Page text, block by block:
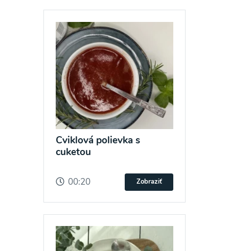
Cviklová polievka s
cuketou
00:20 Zobraziť